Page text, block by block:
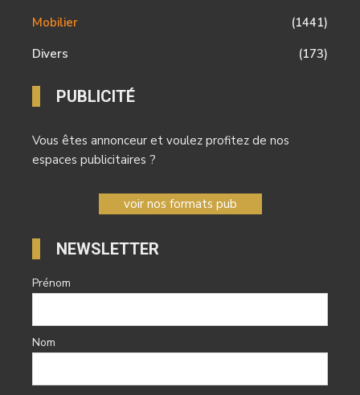
Mobilier
(1441)
Divers
(173)
PUBLICITÉ
Vous êtes annonceur et voulez profitez de nos
espaces publicitaires ?
voir nos formats pub
NEWSLETTER
Prénom
Nom